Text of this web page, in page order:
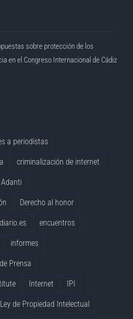
sobre protección de los
en el Congreso Internacional de Cádiz
a periodistas
criminalización de internet
Derecho al honor
encuentros
informes
Prensa
Internet IPI
Ley de Propiedad Intelectual